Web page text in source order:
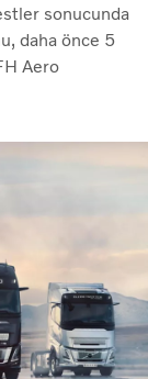
sonucunda
daha önce 5
Aero